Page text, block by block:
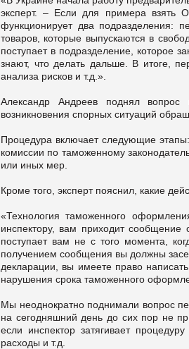
эксперт. – Если для примера взять
функционирует два подразделения:
товаров, которые выпускаются в
поступает в подразделение, которое
знают, что делать дальше. В итоге,
анализа рисков и т.д.».
Александр Андреев поднял вопрос
возникновения спорных ситуаций
Процедура включает следующие
комиссии по таможенному
или иных мер.
Кроме того, эксперт пояснил, какие
«Технология таможенного
инспектору, вам приходит
поступает вам не с того момента,
получением сообщения вы должны
декларации, вы имеете право
нарушения срока таможенного
Мы неоднократно поднимали вопрос
на сегодняшний день до сих пор не
если инспектор затягивает
расходы и т.д.